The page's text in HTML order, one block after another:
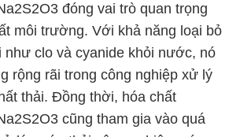
đóng vai trò quan trọng
môi trường. Với khả năng loại bỏ
như clo và cyanide khỏi nước, nó
rộng rãi trong công nghiệp xử lý
thải. Đồng thời, hóa chất
cũng tham gia vào quá